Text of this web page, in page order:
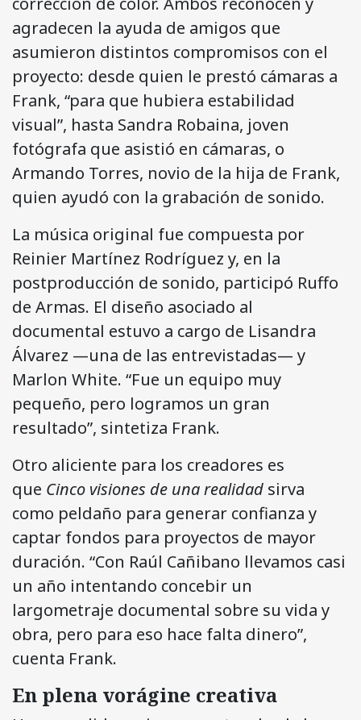
agradecen la ayuda de amigos que
asumieron distintos compromisos con el
proyecto: desde quien le prestó cámaras a
Frank, “para que hubiera estabilidad
visual”, hasta Sandra Robaina, joven
fotógrafa que asistió en cámaras, o
Armando Torres, novio de la hija de Frank,
quien ayudó con la grabación de sonido.
La música original fue compuesta por
Reinier Martínez Rodríguez y, en la
postproducción de sonido, participó Ruffo
de Armas. El diseño asociado al
documental estuvo a cargo de Lisandra
Álvarez —una de las entrevistadas— y
Marlon White. “Fue un equipo muy
pequeño, pero logramos un gran
resultado”, sintetiza Frank.
Otro aliciente para los creadores es
que Cinco visiones de una realidad sirva
como peldaño para generar confianza y
captar fondos para proyectos de mayor
duración. “Con Raúl Cañibano llevamos casi
un año intentando concebir un
largometraje documental sobre su vida y
obra, pero para eso hace falta dinero”,
cuenta Frank.
En plena vorágine creativa